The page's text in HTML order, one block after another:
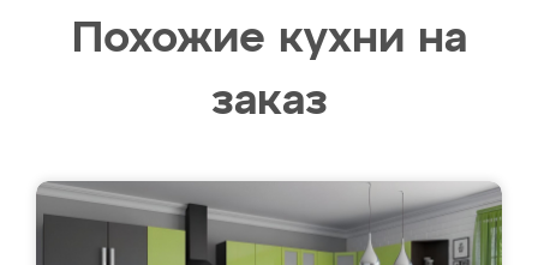
Похожие кухни на
заказ